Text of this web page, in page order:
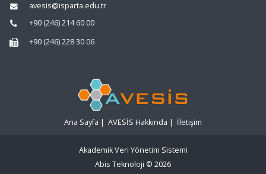
avesis@isparta.edu.tr
+90 (246) 214 60 00
+90 (246) 228 30 06
Ana Sayfa | AVESİS Hakkında | İletişim
Akademik Veri Yönetim Sistemi
Abis Teknoloji © 2026